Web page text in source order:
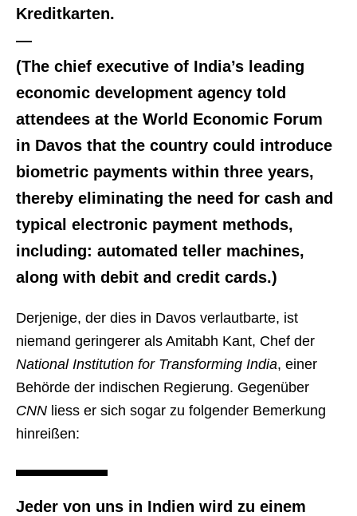
Kreditkarten.
—
(The chief executive of India’s leading
economic development agency told
attendees at the World Economic Forum
in Davos that the country could introduce
biometric payments within three years,
thereby eliminating the need for cash and
typical electronic payment methods,
including: automated teller machines,
along with debit and credit cards.)
Derjenige, der dies in Davos verlautbarte, ist
niemand geringerer als Amitabh Kant, Chef der
National Institution for Transforming India, einer
Behörde der indischen Regierung. Gegenüber
CNN liess er sich sogar zu folgender Bemerkung
hinreißen:
Jeder von uns in Indien wird zu einem